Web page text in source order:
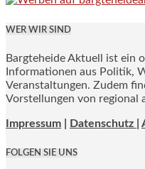
WER WIR SIND
Bargteheide Aktuell ist ein
Informationen aus Politik,
Veranstaltungen. Zudem
Vorstellungen von regional
Impressum Datenschutz |
FOLGEN SIE UNS